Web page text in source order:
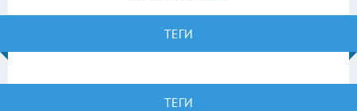
ТЕГИ
ТЕГИ